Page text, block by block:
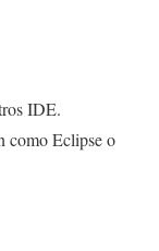
IDE.
como Eclipse o